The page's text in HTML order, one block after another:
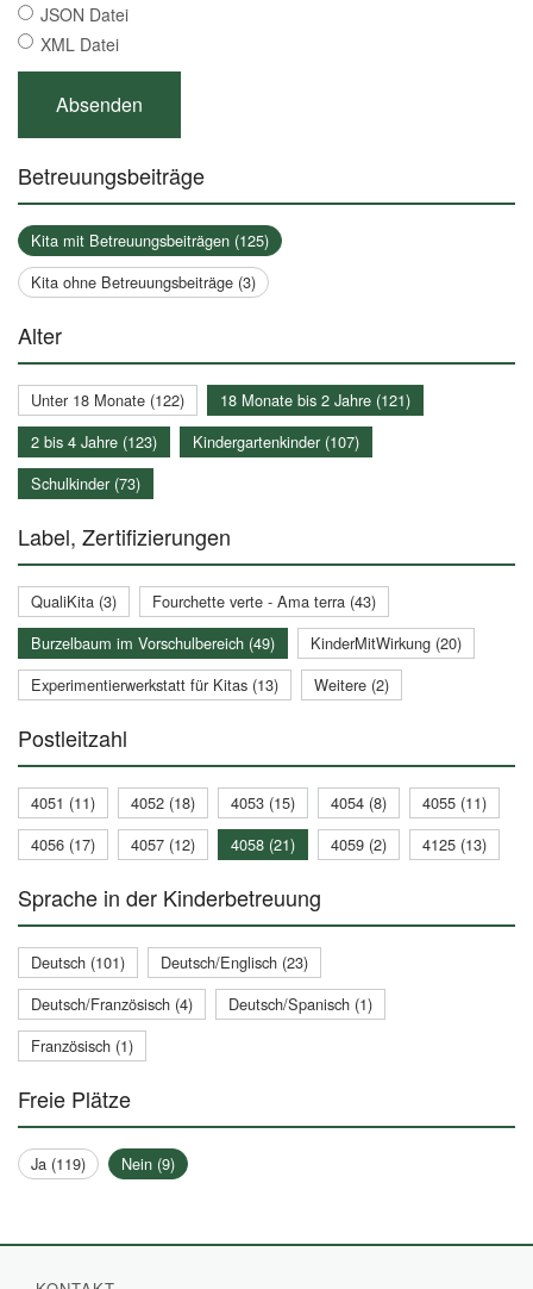
JSON Datei
XML Datei
Betreuungsbeiträge
Kita mit Betreuungsbeiträgen (125)
Kita ohne Betreuungsbeiträge (3)
Alter
Unter 18 Monate (122)
18 Monate bis 2 Jahre (121)
2 bis 4 Jahre (123)
Kindergartenkinder (107)
Schulkinder (73)
Label, Zertifizierungen
QualiKita (3)
Fourchette verte - Ama terra (43)
Burzelbaum im Vorschulbereich (49)
KinderMitWirkung (20)
Experimentierwerkstatt für Kitas (13)
Weitere (2)
Postleitzahl
4051 (11) 4052 (18) 4053 (15) 4054 (8)
4055 (11)
4056 (17)
4057 (12) 4058 (21) 4059 (2) 4125 (13)
Sprache in der Kinderbetreuung
Deutsch (101)
Deutsch/Englisch (23)
Deutsch/Französisch (4)
Deutsch/Spanisch (1)
Französisch (1)
Freie Plätze
Ja (119) Nein (9)